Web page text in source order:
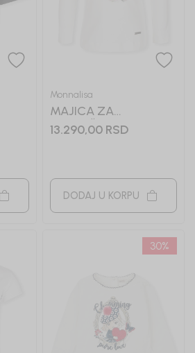
Monnalisa
MAJICA ZA
DEVOJČICE
13.290,00 RSD
DODAJ U KORPU
30%